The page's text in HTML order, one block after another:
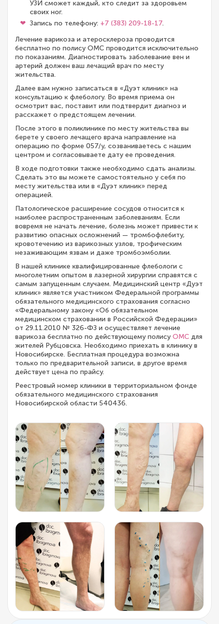
УЗИ сможет каждый, кто следит за здоровьем
своих ног.
Запись по телефону: +7 (383) 209-18-17.
Лечение варикоза и атеросклероза проводится
бесплатно по полису ОМС проводится исключительно
по показаниям. Диагностировать заболевание вен и
артерий должен ваш лечащий врач по месту
жительства.
Далее вам нужно записаться в «Дуэт клиник» на
консультацию к флебологу. Во время приема он
осмотрит вас, поставит или подтвердит диагноз и
расскажет о предстоящем лечении.
После этого в поликлинике по месту жительства вы
берете у своего лечащего врача направление на
операцию по форме 057/у, созваниваетесь с нашим
центром и согласовываете дату ее проведения.
В ходе подготовки также необходимо сдать анализы.
Сделать это вы можете самостоятельно у себя по
месту жительства или в «Дуэт клиник» перед
операцией.
Патологическое расширение сосудов относится к
наиболее распространенным заболеваниям. Если
вовремя не начать лечение, болезнь может привести к
развитию опасных осложнений — тромбофлебиту,
кровотечению из варикозных узлов, трофическим
незаживающим язвам и даже тромбоэмболии.
В нашей клинике квалифицированные флебологи с
многолетним опытом в лазерной хирургии справятся с
самым запущенным случаем. Медицинский центр «Дуэт
клиник» является участником Федеральной программы
обязательного медицинского страхования согласно
«Федеральному закону «Об обязательном
медицинском страховании в Российской Федерации»
от 29.11.2010 № 326-ФЗ и осуществляет лечение
варикоза бесплатно по действующему полису ОМС для
жителей Рубцовска. Необходимо приехать в клинику в
Новосибирске. Бесплатная процедура возможна
только по предварительной записи, в другое время
действует цена по прайсу.
Реестровый номер клиники в территориальном фонде
обязательного медицинского страхования
Новосибирской области 540436.